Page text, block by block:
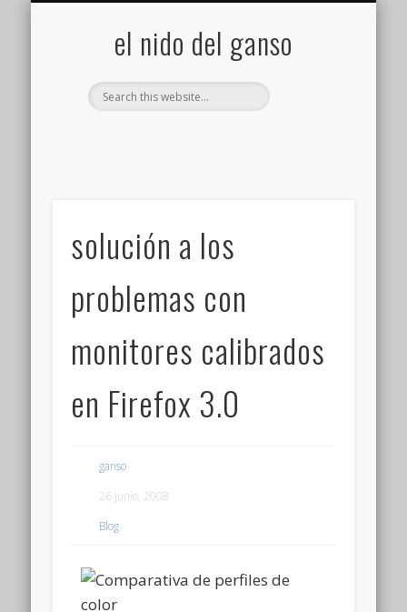
el nido del ganso
solución a los
problemas con
monitores calibrados
en Firefox 3.0
ganso
26 junio, 2008
Blog